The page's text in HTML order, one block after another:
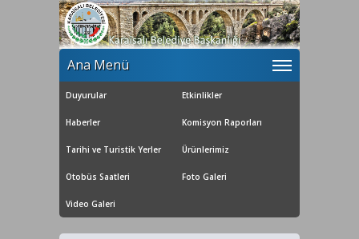
Ana Menü
Duyurular Etkinlikler
Haberler Komisyon Raporları
Tarihi ve Turistik Yerler Ürünlerimiz
Otobüs Saatleri Foto Galeri
Video Galeri